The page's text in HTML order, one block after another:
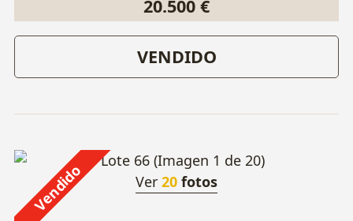
20.500 €
VENDIDO
Vendido Ver 20 fotos